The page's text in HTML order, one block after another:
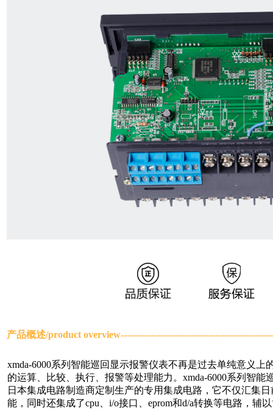
产品概述/product
xmda-6000系列智能巡回显示报警仪表不再是过去单纯意义
的运算、比较、执行、报警等处理能力。xmda-6000系列智
日本集成电路制造商定制生产的专用集成电路，它不仅汇集
能，同时还集成了cpu、i/o接口、eprom和d/a转换等电路，辅